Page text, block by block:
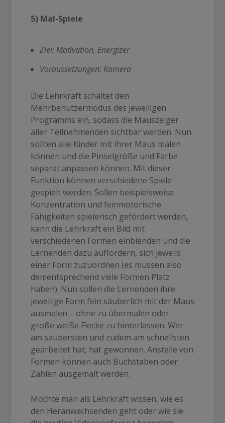
5) Mal-Spiele
Ziel: Motivation, Energizer
Voraussetzungen: Kamera
Die Lehrkraft schaltet den
Mehrbenutzermodus des jeweiligen
Programms ein, sodass die Mauszeiger
aller Teilnehmenden sichtbar werden. Nun
sollten alle Kinder mit ihrer Maus malen
können und die Pinselgröße und Farbe
separat anpassen können. Mit dieser
Funktion können verschiedene Spiele
gespielt werden. Sollen beispielsweise
Konzentration und feinmotorische
Fähigkeiten spielerisch gefördert werden,
kann die Lehrkraft ein Bild mit
verschiedenen Formen einblenden und die
Lernenden dazu auffordern, sich jeweils
einer Form zuzuordnen (es müssen also
dementsprechend viele Formen Platz
haben). Nun sollen die Lernenden ihre
jeweilige Form fein säuberlich mit der Maus
ausmalen – ohne zu übermalen oder
große weiße Flecke zu hinterlassen. Wer
am saubersten und zudem am schnellsten
gearbeitet hat, hat gewonnen. Anstelle von
Formen können auch Buchstaben oder
Zahlen ausgemalt werden.
Möchte man als Lehrkraft wissen, wie es
den Heranwachsenden geht oder wie sie